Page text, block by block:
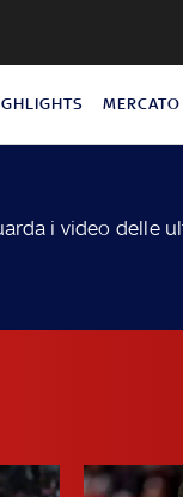
MERCATO
i video delle